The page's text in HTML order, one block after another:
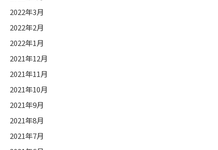
2022年3月
2022年2月
2022年1月
2021年12月
2021年11月
2021年10月
2021年9月
2021年8月
2021年7月